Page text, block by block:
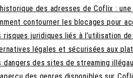
des adresses de Coflix :
contourner les blocages pour
risques juridiques liés à l’utilisation
légales et sécurisées aux
dangers des sites de streaming
des genres disponibles sur